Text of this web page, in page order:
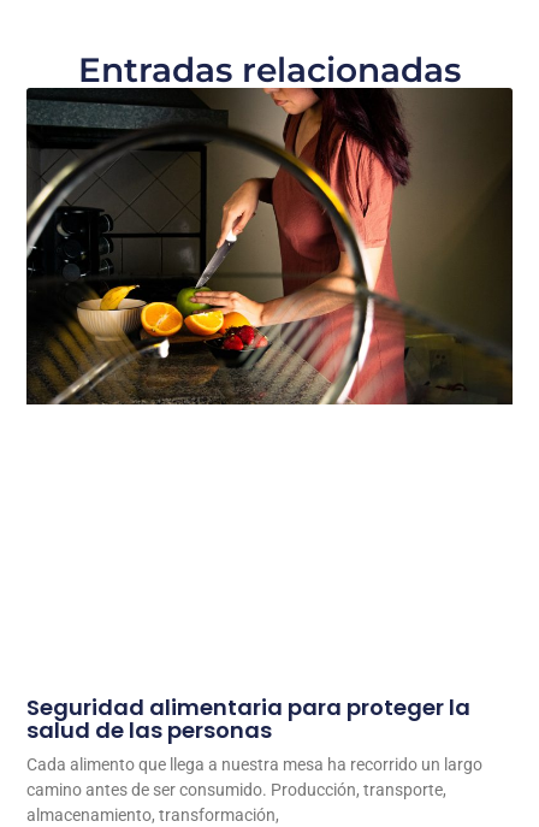
Entradas relacionadas
Seguridad alimentaria para proteger la
salud de las personas
Cada alimento que llega a nuestra mesa ha recorrido un largo
camino antes de ser consumido. Producción, transporte,
almacenamiento, transformación,